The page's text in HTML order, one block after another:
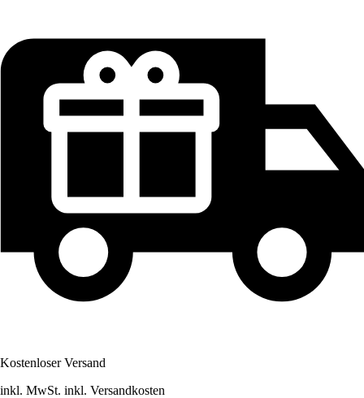
Kostenloser Versand
inkl. MwSt. inkl. Versandkosten